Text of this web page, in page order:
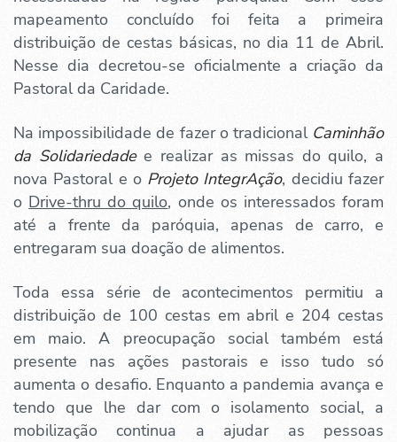
mapeamento concluído foi feita a primeira
distribuição de cestas básicas, no dia 11 de Abril.
Nesse dia decretou-se oficialmente a criação da
Pastoral da Caridade.
Na impossibilidade de fazer o tradicional Caminhão
da Solidariedadee realizar as missas do quilo, a
nova Pastoral e o Projeto IntegrAção, decidiu fazer
o Drive-thru do quilo, onde os interessados foram
até a frente da paróquia, apenas de carro, e
entregaram sua doação de alimentos.
Toda essa série de acontecimentos permitiu a
distribuição de 100 cestas em abril e 204 cestas
em maio. A preocupação social também está
presente nas ações pastorais e isso tudo só
aumenta o desafio. Enquanto a pandemia avança e
tendo que lhe dar com o isolamento social, a
mobilização continua a ajudar as pessoas